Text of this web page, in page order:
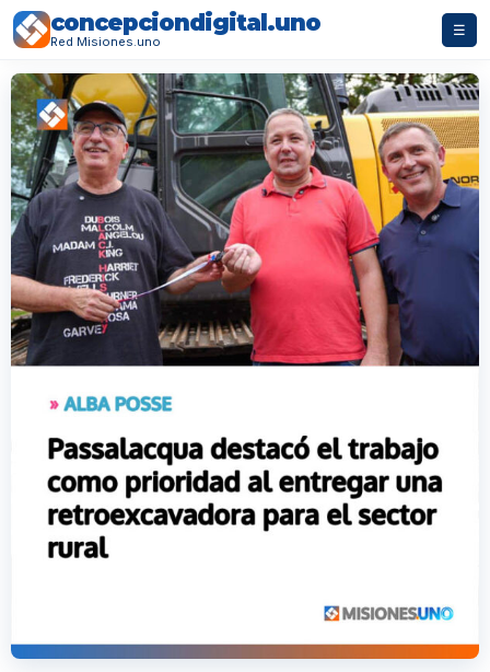
concepciondigital.uno
Red Misiones.uno
☰